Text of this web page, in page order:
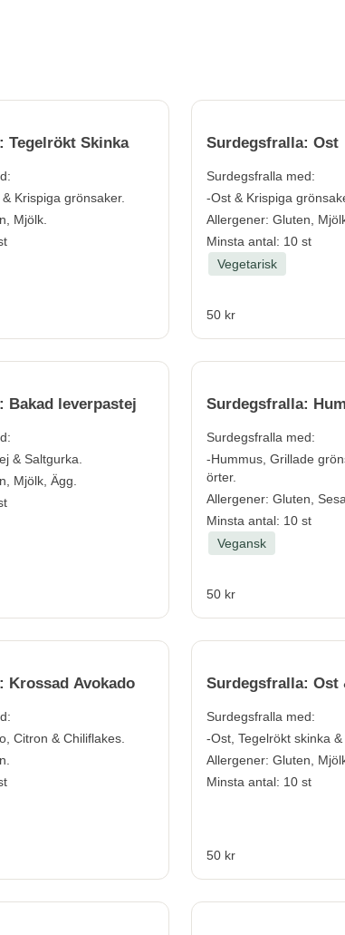
Tegelrökt Skinka
Krispiga grönsaker.
Mjölk.
Surdegsfralla: Ost
Surdegsfralla med:
-Ost & Krispiga
Allergener: Gluten,
Minsta antal: 10 st
Vegetarisk
50 kr
Bakad leverpastej
& Saltgurka.
Mjölk, Ägg.
Surdegsfralla:
Surdegsfralla med:
-Hummus, Grillade
örter.
Allergener: Gluten,
Minsta antal: 10 st
Vegansk
50 kr
Krossad Avokado
Citron & Chiliflakes.
Surdegsfralla: Ost
Surdegsfralla med:
-Ost, Tegelrökt skinka
Allergener: Gluten,
Minsta antal: 10 st
50 kr